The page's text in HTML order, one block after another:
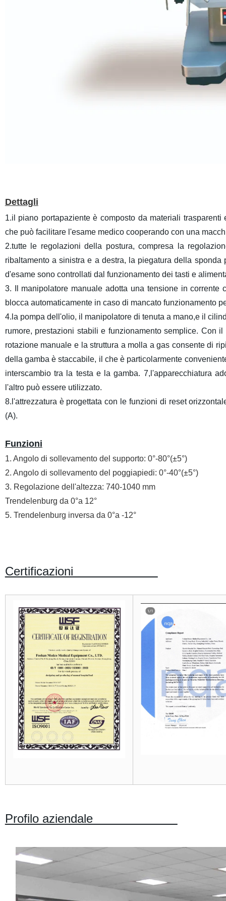
Dettagli
1.il piano portapaziente è composto da materiali
che può facilitare l'esame medico cooperando con una
2.tutte le regolazioni della postura, compresa la
ribaltamento a sinistra e a destra, la piegatura della
d'esame sono controllati dal funzionamento dei tasti e
3. Il manipolatore manuale adotta una tensione in
blocca automaticamente in caso di mancato funzionamento
4.la pompa dell'olio, il manipolatore di tenuta a mano,e il
rumore, prestazioni stabili e funzionamento semplice. Con
rotazione manuale e la struttura a molla a gas consente di
della gamba è staccabile, il che è particolarmente
interscambio tra la testa e la gamba. 7,l'apparecchiatura
l'altro può essere utilizzato.
8.l'attrezzatura è progettata con le funzioni di reset
(A).
Funzioni
1. Angolo di sollevamento del supporto: 0°-80°(±5°)
2. Angolo di sollevamento del poggiapiedi: 0°-40°(±5°)
3. Regolazione dell'altezza: 740-1040 mm
Trendelenburg da 0°a 12°
5. Trendelenburg inversa da 0°a -12°
Certificazioni
Profilo aziendale